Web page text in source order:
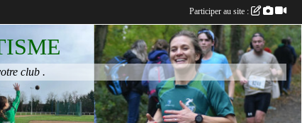
club .
Participer au site :